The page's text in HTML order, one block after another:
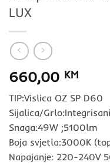
LUX
660,00 KM
TIP:Vislica OZ SP D60
Sijalica/
Snaga:49W ;5100lm
Boja svjetla:3000K
Napajanje: 220-240V